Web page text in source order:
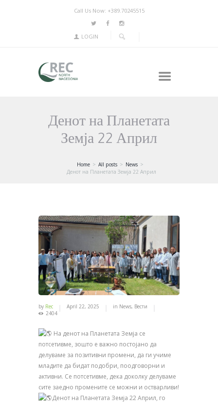
Call Us Now: +389.70245515
LOGIN
Денот на Планетата
Земја 22 Април
Home All posts
News
Денот на Планетата Земја 22 Април
by Rec April 22, 2025 in News, Вести
2404
На денот на Планетата Земја се
потсетивме, зошто е важно постојано да
делуваме за позитивни промени, да ги учиме
младите да бидат подобри, поодговорни и
активни. Се потсетивме, дека доколку делуваме
сите заедно промените се можни и остварливи!
Денот на Планетата Земја 22 Април, го